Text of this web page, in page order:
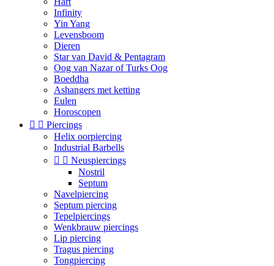
Infinity
Yin Yang
Levensboom
Dieren
Star van David & Pentagram
Oog van Nazar of Turks Oog
Boeddha
Ashangers met ketting
Eulen
Horoscopen
  Piercings
Helix oorpiercing
Industrial Barbells
  Neuspiercings
Nostril
Septum
Navelpiercing
Septum piercing
Tepelpiercings
Wenkbrauw piercings
Lip piercing
Tragus piercing
Tongpiercing